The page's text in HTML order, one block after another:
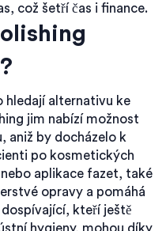
což šetří čas i finance.
hledají alternativu ke
jim nabízí možnost
aniž by docházelo k
po kosmetických
aplikace fazet, také
opravy a pomáhá
kteří ještě
hygieny, mohou díky